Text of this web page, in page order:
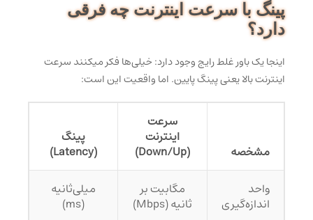
پینگ با سرعت اینترنت چه فرقی
دارد؟
اینجا یک باور غلط رایج وجود دارد: خیلی‌ها فکر میکنند سرعت
اینترنت بالا یعنی پینگ پایین. اما واقعیت این است:
مشخصه
سرعت
اینترنت
(Down/Up)
پینگ
(Latency)
واحد
اندازه‌گیری
مگابیت بر
ثانیه (Mbps)
میلی‌ثانیه
(ms)